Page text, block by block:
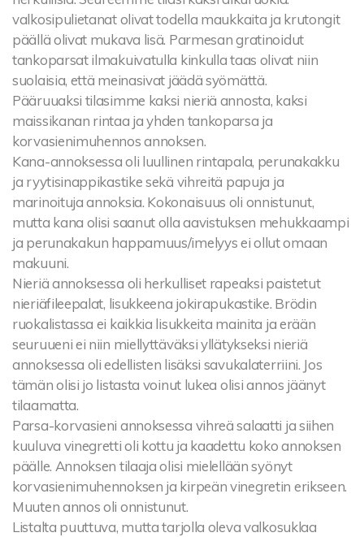
valkosipulietanat olivat todella maukkaita ja krutongit
päällä olivat mukava lisä. Parmesan gratinoidut
tankoparsat ilmakuivatulla kinkulla taas olivat niin
suolaisia, että meinasivat jäädä syömättä.
Pääruuaksi tilasimme kaksi nieriä annosta, kaksi
maissikanan rintaa ja yhden tankoparsa ja
korvasienimuhennos annoksen.
Kana-annoksessa oli luullinen rintapala, perunakakku
ja ryytisinappikastike sekä vihreitä papuja ja
marinoituja annoksia. Kokonaisuus oli onnistunut,
mutta kana olisi saanut olla aavistuksen mehukkaampi
ja perunakakun happamuus/imelyys ei ollut omaan
makuuni.
Nieriä annoksessa oli herkulliset rapeaksi paistetut
nieriäfileepalat, lisukkeena jokirapukastike. Brödin
ruokalistassa ei kaikkia lisukkeita mainita ja erään
seuruueni ei niin miellyttäväksi yllätykseksi nieriä
annoksessa oli edellisten lisäksi savukalaterriini. Jos
tämän olisi jo listasta voinut lukea olisi annos jäänyt
tilaamatta.
Parsa-korvasieni annoksessa vihreä salaatti ja siihen
kuuluva vinegretti oli kottu ja kaadettu koko annoksen
päälle. Annoksen tilaaja olisi mielellään syönyt
korvasienimuhennoksen ja kirpeän vinegretin erikseen.
Muuten annos oli onnistunut.
Listalta puuttuva, mutta tarjolla oleva valkosuklaa